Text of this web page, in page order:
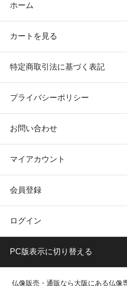
ホーム
カートを見る
特定商取引法に基づく表記
プライバシーポリシー
お問い合わせ
マイアカウント
会員登録
ログイン
PC版表示に切り替える
仏像販売・通販なら大阪にある仏像